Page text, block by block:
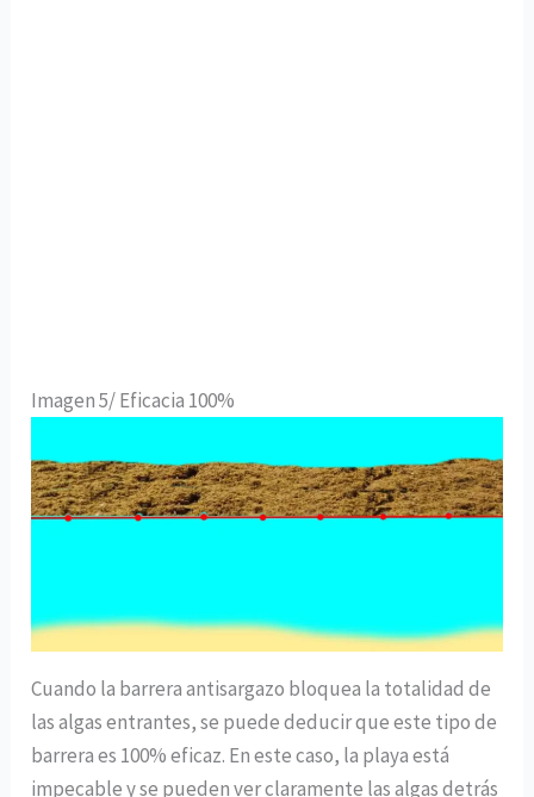
Imagen 5/ Eficacia 100%
Cuando la barrera antisargazo bloquea la totalidad de
las algas entrantes, se puede deducir que este tipo de
barrera es 100% eficaz. En este caso, la playa está
impecable y se pueden ver claramente las algas detrás